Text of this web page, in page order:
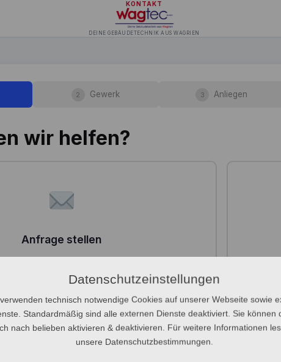
KONTAKT
DEINE GEBÄUDETECHNIK AUS WAGRIEN
2 Gewerk 3 Anliegen
wir helfen?
Anfrage stellen
Anliegen und wir melden uns bei dir.
Datenschutzeinstellungen
technisch notwendige Cookies auf unserer Webseite sowie
Standardmäßig sind alle externen Dienste deaktiviert. Sie können
nach belieben aktivieren & deaktivieren. Für weitere Informationen
unsere Datenschutzbestimmungen.